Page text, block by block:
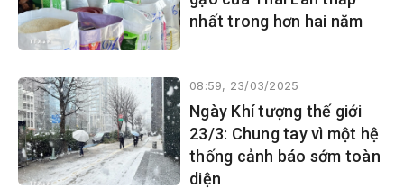
phương).
nhất trong hơn hai năm
08:59, 23/03/2025
Ngày Khí tượng thế giới
23/3: Chung tay vì một hệ
thống cảnh báo sớm toàn
diện